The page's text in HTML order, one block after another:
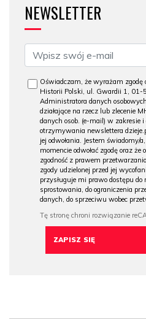
NEWSLETTER
Oświadczam, że wyrażam
Historii Polski, ul. Gwardii 1, 01-
Administratora danych
działające na rzecz lub zlecenie
danych osob. (e-mail) w zakresie
otrzymywania newslettera
jej odwołania. Jestem
momencie odwołać zgodę oraz że
zgodność z prawem
zgody udzielonej przed jej
przysługuje mi prawo dostępu do
sprostowania, do ograniczenia
danych, do sprzeciwu wobec